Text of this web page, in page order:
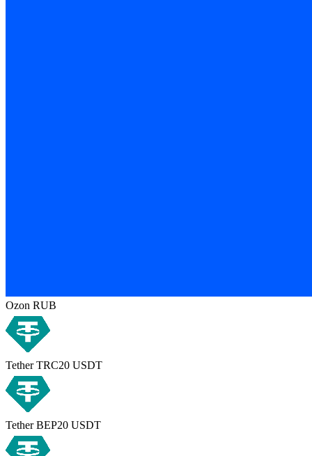
Ozon RUB
Tether TRC20 USDT
Tether BEP20 USDT